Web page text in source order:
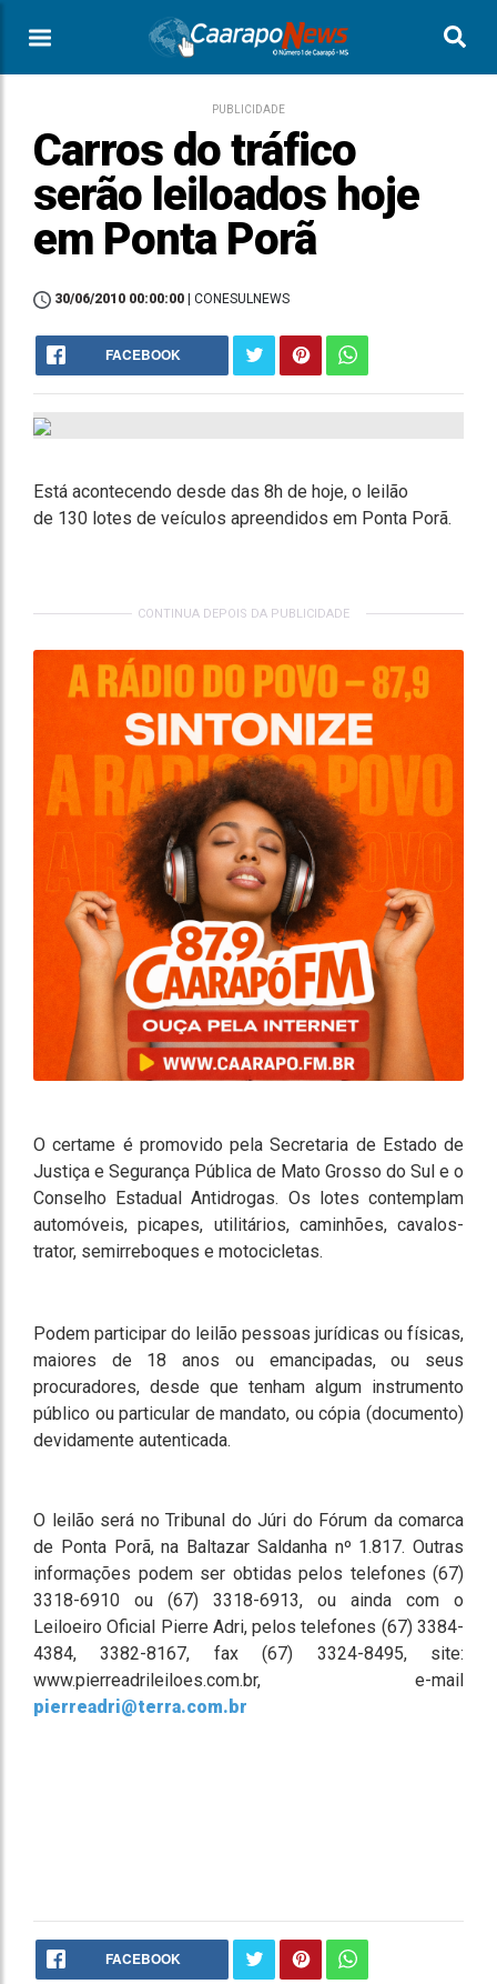
PUBLICIDADE
Carros do tráfico
serão leiloados hoje
em Ponta Porã
30/06/2010 00:00:00 | CONESULNEWS
FACEBOOK
Está acontecendo desde das 8h de hoje, o leilão
de 130 lotes de veículos apreendidos em Ponta Porã.
CONTINUA DEPOIS DA PUBLICIDADE
O certame é promovido pela Secretaria de Estado de
Justiça e Segurança Pública de Mato Grosso do Sul e o
Conselho Estadual Antidrogas. Os lotes contemplam
automóveis, picapes, utilitários, caminhões, cavalos-
trator, semirreboques e motocicletas.
Podem participar do leilão pessoas jurídicas ou físicas,
maiores de 18 anos ou emancipadas, ou seus
procuradores, desde que tenham algum instrumento
público ou particular de mandato, ou cópia (documento)
devidamente autenticada.
O leilão será no Tribunal do Júri do Fórum da comarca
de Ponta Porã, na Baltazar Saldanha nº 1.817. Outras
informações podem ser obtidas pelos telefones (67)
3318-6910 ou (67) 3318-6913, ou ainda com o
Leiloeiro Oficial Pierre Adri, pelos telefones (67) 3384-
4384, 3382-8167, fax (67) 3324-8495, site:
www.pierreadrileiloes.com.br, e-mail
pierreadri@terra.com.br
FACEBOOK